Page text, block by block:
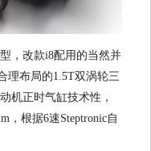
，改款i8配用的当然并
理布局的1.5T双涡轮三
机正时气缸技术性，
，根据6速Steptronic自